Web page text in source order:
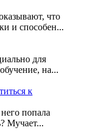
что
и способен...
для
на...
к
попала
Мучает...